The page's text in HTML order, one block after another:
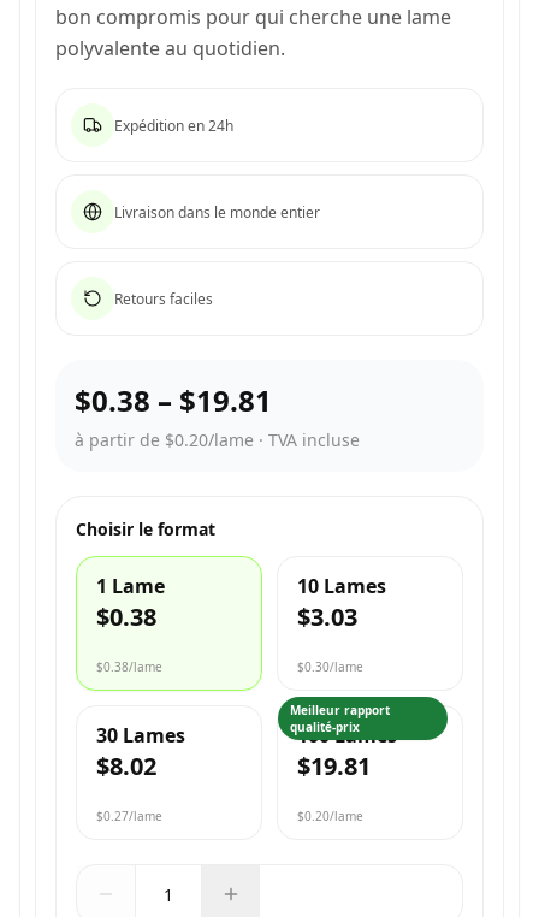
bon compromis pour qui cherche une lame
polyvalente au quotidien.
Expédition en 24h
Livraison dans le monde entier
Retours faciles
$0.38 – $19.81
à partir de $0.20/lame · TVA incluse
Choisir le format
1 Lame
$0.38
$0.38/lame
10 Lames
$3.03
$0.30/lame
30 Lames
$8.02
$0.27/lame
Meilleur rapport
qualité-prix
100 Lames
$19.81
$0.20/lame